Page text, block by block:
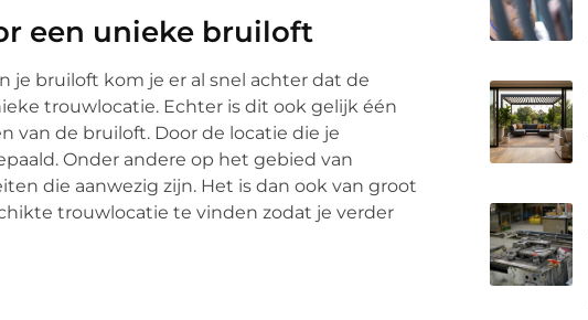
een unieke bruiloft
je bruiloft kom je er al snel achter dat de
trouwlocatie. Echter is dit ook gelijk één
van de bruiloft. Door de locatie die je
Onder andere op het gebied van
die aanwezig zijn. Het is dan ook van groot
trouwlocatie te vinden zodat je verder